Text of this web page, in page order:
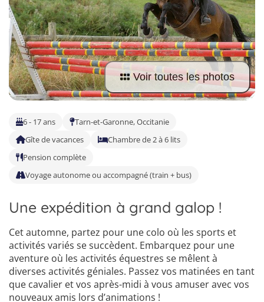
Voir toutes les photos
6 - 17 ans
Tarn-et-Garonne, Occitanie
Gîte de vacances
Chambre de 2 à 6 lits
Pension complète
Voyage autonome ou accompagné (train + bus)
Une expédition à grand galop !
Cet automne, partez pour une colo où les sports et
activités variés se succèdent. Embarquez pour une
aventure où les activités équestres se mêlent à
diverses activités géniales. Passez vos matinées en tant
que cavalier et vos après-midi à vous amuser avec vos
nouveaux amis lors d’animations !